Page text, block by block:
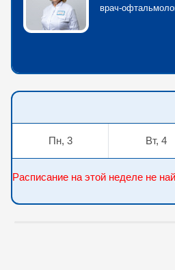
врач-
Пн, 3 Вт, 4
Расписание на этой неделе не